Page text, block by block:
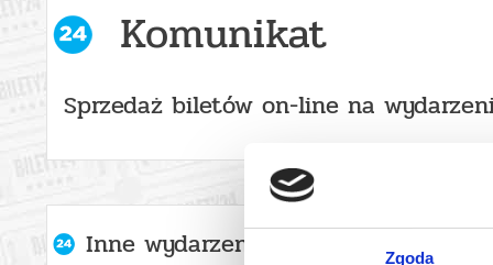
Zgoda
Komunikat
Sprzedaż biletów on-line na
Inne wydarzenia organizatora